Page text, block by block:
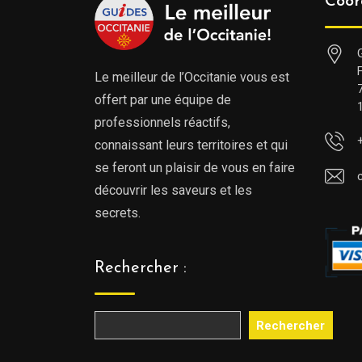
Le meilleur de l’Occitanie vous est
offert par une équipe de
professionnels réactifs,
connaissant leurs territoires et qui
se feront un plaisir de vous en faire
découvrir les saveurs et les
secrets.
Rechercher :
Rechercher